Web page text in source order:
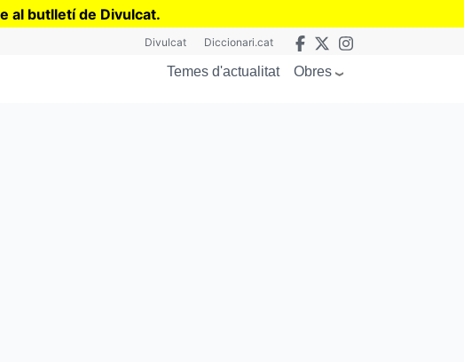
al butlletí de Divulcat.
Divulcat Diccionari.cat
Temes d'actualitat Obres